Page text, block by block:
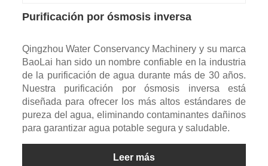
Purificación por ósmosis inversa
Qingzhou Water Conservancy Machinery y su marca
BaoLai han sido un nombre confiable en la industria
de la purificación de agua durante más de 30 años.
Nuestra purificación por ósmosis inversa está
diseñada para ofrecer los más altos estándares de
pureza del agua, eliminando contaminantes dañinos
para garantizar agua potable segura y saludable.
Leer más